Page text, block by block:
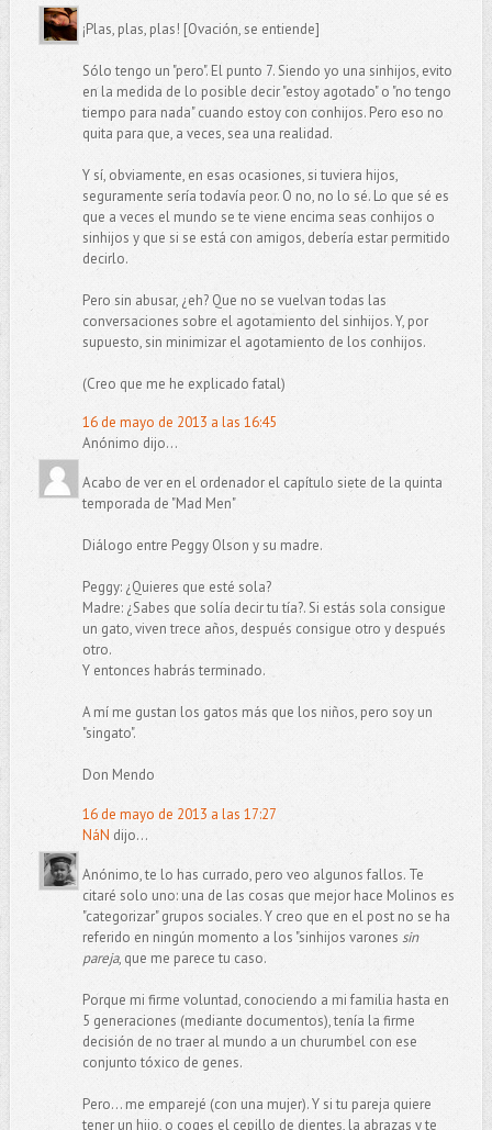
¡Plas, plas, plas! [Ovación, se entiende]
Sólo tengo un "pero". El punto 7. Siendo yo una sinhijos, evito
en la medida de lo posible decir "estoy agotado" o "no tengo
tiempo para nada" cuando estoy con conhijos. Pero eso no
quita para que, a veces, sea una realidad.
Y sí, obviamente, en esas ocasiones, si tuviera hijos,
seguramente sería todavía peor. O no, no lo sé. Lo que sé es
que a veces el mundo se te viene encima seas conhijos o
sinhijos y que si se está con amigos, debería estar permitido
decirlo.
Pero sin abusar, ¿eh? Que no se vuelvan todas las
conversaciones sobre el agotamiento del sinhijos. Y, por
supuesto, sin minimizar el agotamiento de los conhijos.
(Creo que me he explicado fatal)
16 de mayo de 2013 a las 16:45
Anónimo dijo...
Acabo de ver en el ordenador el capítulo siete de la quinta
temporada de "Mad Men"
Diálogo entre Peggy Olson y su madre.
Peggy: ¿Quieres que esté sola?
Madre: ¿Sabes que solía decir tu tía?. Si estás sola consigue
un gato, viven trece años, después consigue otro y después
otro.
Y entonces habrás terminado.
A mí me gustan los gatos más que los niños, pero soy un
"singato".
Don Mendo
16 de mayo de 2013 a las 17:27
NáN dijo...
Anónimo, te lo has currado, pero veo algunos fallos. Te
citaré solo uno: una de las cosas que mejor hace Molinos es
"categorizar" grupos sociales. Y creo que en el post no se ha
referido en ningún momento a los "sinhijos varones sin
pareja, que me parece tu caso.
Porque mi firme voluntad, conociendo a mi familia hasta en
5 generaciones (mediante documentos), tenía la firme
decisión de no traer al mundo a un churumbel con ese
conjunto tóxico de genes.
Pero... me emparejé (con una mujer). Y si tu pareja quiere
tener un hijo, o coges el cepillo de dientes, la abrazas y te